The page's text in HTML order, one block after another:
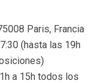
Paris, Francia
(hasta las 19h
a 15h todos los